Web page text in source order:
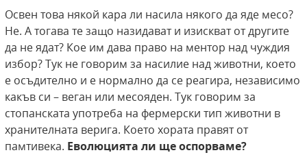
Освен това някой кара ли насила някого да яде месо?
Не. А тогава те защо назидават и изискват от другите
да не ядат? Кое им дава право на ментор над чуждия
избор? Тук не говорим за насилие над животни, което
е осъдително и е нормално да се реагира, независимо
какъв си – веган или месояден. Тук говорим за
стопанската употреба на фермерски тип животни в
хранителната верига. Което хората правят от
памтивека. Еволюцията ли ще оспорваме?